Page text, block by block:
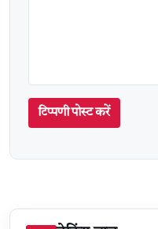
टिप्पणी पोस्ट करें